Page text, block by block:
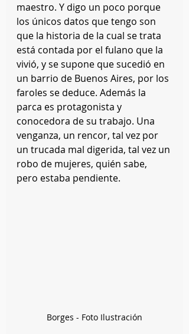
maestro. Y digo un poco porque
los únicos datos que tengo son
que la historia de la cual se trata
está contada por el fulano que la
vivió, y se supone que sucedió en
un barrio de Buenos Aires, por los
faroles se deduce. Además la
parca es protagonista y
conocedora de su trabajo. Una
venganza, un rencor, tal vez por
un trucada mal digerida, tal vez un
robo de mujeres, quién sabe,
pero estaba pendiente.
Borges - Foto Ilustración